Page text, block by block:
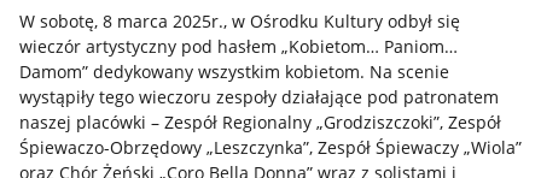
W sobotę, 8 marca 2025r., w Ośrodku Kultury odbył się
wieczór artystyczny pod hasłem „Kobietom… Paniom…
Damom” dedykowany wszystkim kobietom. Na scenie
wystąpiły tego wieczoru zespoły działające pod patronatem
naszej placówki – Zespół Regionalny „Grodziszczoki”, Zespół
Śpiewaczo-Obrzędowy „Leszczynka”, Zespół Śpiewaczy „Wiola”
oraz Chór Żeński „Coro Bella Donna” wraz z solistami i